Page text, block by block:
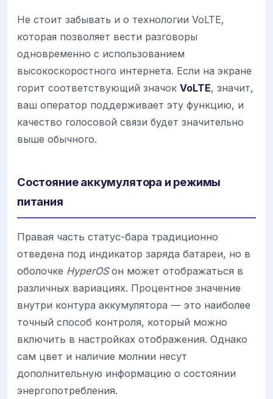
Не стоит забывать и о технологии VoLTE,
которая позволяет вести разговоры
одновременно с использованием
высокоскоростного интернета. Если на экране
горит соответствующий значок VoLTE, значит,
ваш оператор поддерживает эту функцию, и
качество голосовой связи будет значительно
выше обычного.
Состояние аккумулятора и режимы
питания
Правая часть статус-бара традиционно
отведена под индикатор заряда батареи, но в
оболочке HyperOSон может отображаться в
различных вариациях. Процентное значение
внутри контура аккумулятора — это наиболее
точный способ контроля, который можно
включить в настройках отображения. Однако
сам цвет и наличие молнии несут
дополнительную информацию о состоянии
энергопотребления.